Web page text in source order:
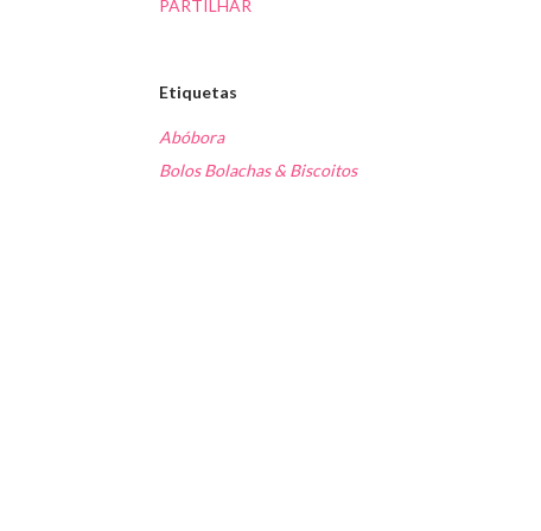
PARTILHAR
Etiquetas
Abóbora
Bolos Bolachas & Biscoitos